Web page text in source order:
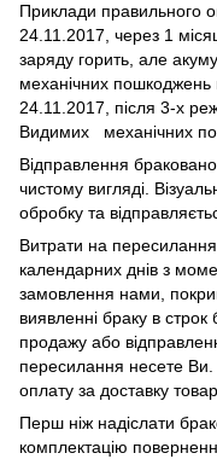
Приклади правильного
24.11.2017, через 1
заряду горить, але
механічних
24.11.2017, після 3-х
Видимих механічних
Відправлення
чистому вигляді.
обробку та
Витрати на
календарних днів з
замовлення нами,
виявленні браку в
продажу або
пересилання несете
оплату за доставку
Перш ніж надіслати
комплектацію